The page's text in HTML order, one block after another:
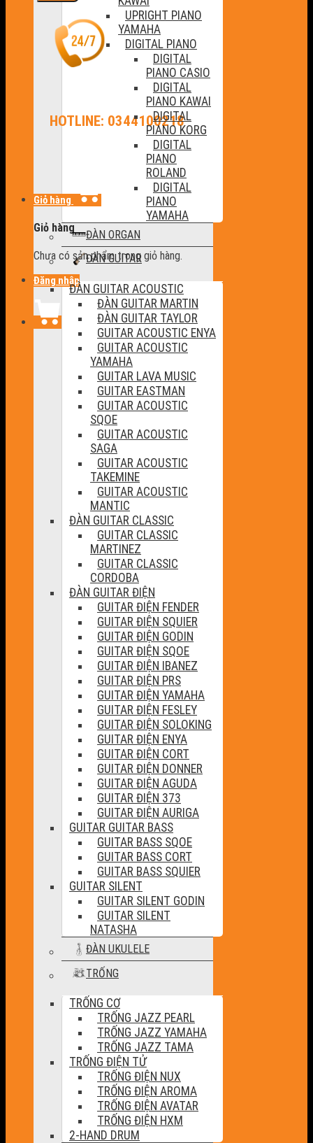
HOTLINE: 0344100218
Giỏ hàng
Giỏ hàng
Chưa có sản phẩm trong giỏ hàng.
Đăng nhập
UPRIGHT PIANO
YAMAHA
DIGITAL PIANO
DIGITAL
PIANO CASIO
DIGITAL
PIANO KAWAI
DIGITAL
PIANO KORG
DIGITAL
PIANO
ROLAND
DIGITAL
PIANO
YAMAHA
ĐÀN ORGAN
ĐÀN GUITAR
ĐÀN GUITAR ACOUSTIC
ĐÀN GUITAR MARTIN
ĐÀN GUITAR TAYLOR
GUITAR ACOUSTIC ENYA
GUITAR ACOUSTIC
YAMAHA
GUITAR LAVA MUSIC
GUITAR EASTMAN
GUITAR ACOUSTIC
SQOE
GUITAR ACOUSTIC
SAGA
GUITAR ACOUSTIC
TAKEMINE
GUITAR ACOUSTIC
MANTIC
ĐÀN GUITAR CLASSIC
GUITAR CLASSIC
MARTINEZ
GUITAR CLASSIC
CORDOBA
ĐÀN GUITAR ĐIỆN
GUITAR ĐIỆN FENDER
GUITAR ĐIỆN SQUIER
GUITAR ĐIỆN GODIN
GUITAR ĐIỆN SQOE
GUITAR ĐIỆN IBANEZ
GUITAR ĐIỆN PRS
GUITAR ĐIỆN YAMAHA
GUITAR ĐIỆN FESLEY
GUITAR ĐIỆN SOLOKING
GUITAR ĐIỆN ENYA
GUITAR ĐIỆN CORT
GUITAR ĐIỆN DONNER
GUITAR ĐIỆN AGUDA
GUITAR ĐIỆN 373
GUITAR ĐIỆN AURIGA
GUITAR GUITAR BASS
GUITAR BASS SQOE
GUITAR BASS CORT
GUITAR BASS SQUIER
GUITAR SILENT
GUITAR SILENT GODIN
GUITAR SILENT
NATASHA
ĐÀN UKULELE
TRỐNG
TRỐNG CƠ
TRỐNG JAZZ PEARL
TRỐNG JAZZ YAMAHA
TRỐNG JAZZ TAMA
TRỐNG ĐIỆN TỬ
TRỐNG ĐIỆN NUX
TRỐNG ĐIỆN AROMA
TRỐNG ĐIỆN AVATAR
TRỐNG ĐIỆN HXM
2-HAND DRUM